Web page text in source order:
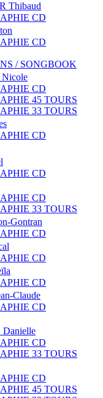
Thibaud
CD
CD
/ SONGBOOK
CD
45 TOURS
33 TOURS
CD
CD
CD
33 TOURS
Gontran
CD
CD
CD
Claude
CD
CD
33 TOURS
CD
45 TOURS